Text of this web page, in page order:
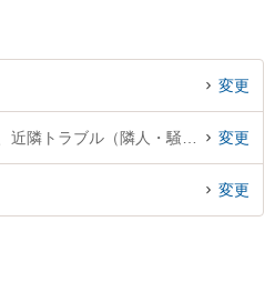
変更
変更
変更